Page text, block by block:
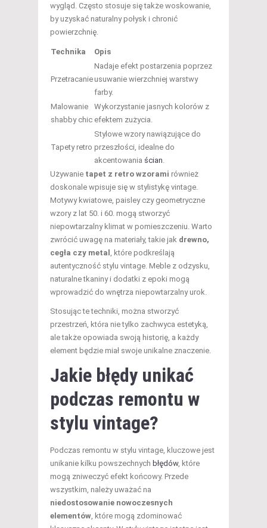
wygląd. Często stosuje się także woskowanie,
by uzyskać naturalny połysk i chronić
powierzchnię.
Technika Opis
Przetracanie
Nadaje efekt postarzenia poprzez
usuwanie wierzchniej warstwy
farby.
Malowanie
shabby chic
Wykorzystanie jasnych kolorów z
efektem zużycia.
Tapety retro
Stylowe wzory nawiązujące do
przeszłości, idealne do
akcentowania ścian.
Używanie tapet z retro wzorami również
doskonale wpisuje się w stylistykę vintage.
Motywy kwiatowe, paisley czy geometryczne
wzory z lat 50. i 60. mogą stworzyć
niepowtarzalny klimat w pomieszczeniu. Warto
zwrócić uwagę na materiały, takie jak drewno,
cegła czy metal , które podkreślają
autentyczność stylu vintage. Meble z odzysku,
naturalne tkaniny i dodatki z epoki mogą
wprowadzić do wnętrza niepowtarzalny urok.
Stosując te techniki, można stworzyć
przestrzeń, która nie tylko zachwyca estetyką,
ale także opowiada swoją historię, a każdy
element będzie miał swoje unikalne znaczenie.
Jakie błędy unikać
podczas remontu w
stylu vintage?
Podczas remontu w stylu vintage, kluczowe jest
unikanie kilku powszechnych błędów, które
mogą zniweczyć efekt końcowy. Przede
wszystkim, należy uważać na
niedostosowanie nowoczesnych
elementów, które mogą zdominować